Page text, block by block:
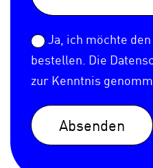
Ja, ich möchte
bestellen. Die
zur Kenntnis
Absenden